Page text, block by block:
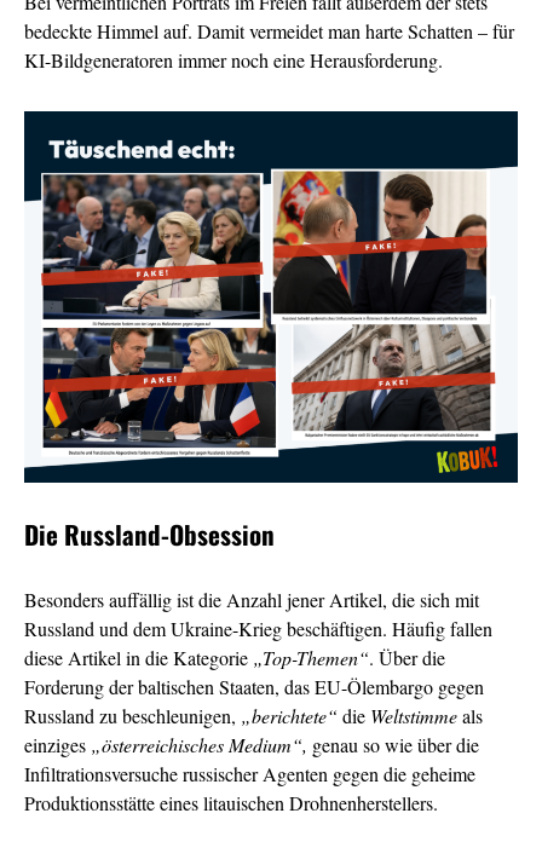
bedeckte Himmel auf. Damit vermeidet man harte Schatten – für
KI-Bildgeneratoren immer noch eine Herausforderung.
Die Russland-Obsession
Besonders auffällig ist die Anzahl jener Artikel, die sich mit
Russland und dem Ukraine-Krieg beschäftigen. Häufig fallen
diese Artikel in die Kategorie „Top-Themen“. Über die
Forderung der baltischen Staaten, das EU-Ölembargo gegen
Russland zu beschleunigen, „berichtete“ die Weltstimmeals
einziges „österreichisches Medium“, genau so wie über die
Infiltrationsversuche russischer Agenten gegen die geheime
Produktionsstätte eines litauischen Drohnenherstellers.